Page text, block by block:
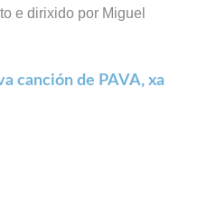
e dirixido por Miguel
canción de PAVA, xa